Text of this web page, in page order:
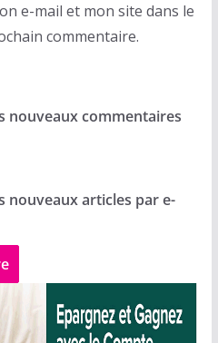
e-mail et mon site dans le
commentaire.
nouveaux commentaires
nouveaux articles par e-